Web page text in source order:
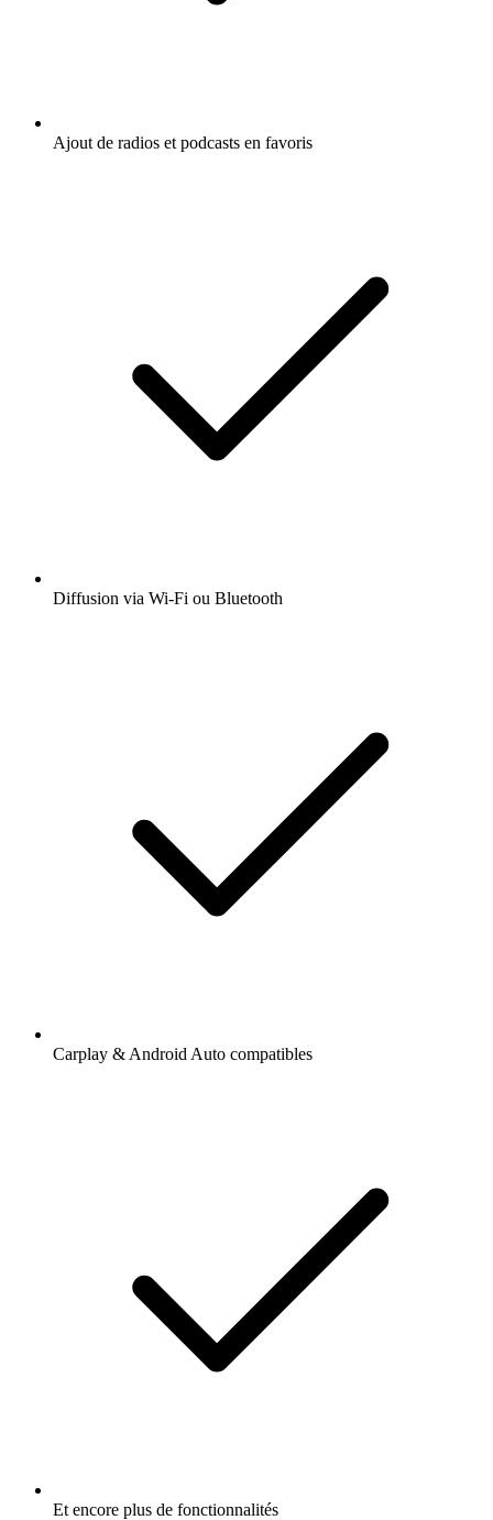
Ajout de radios et podcasts en favoris
Diffusion via Wi-Fi ou Bluetooth
Carplay & Android Auto compatibles
Et encore plus de fonctionnalités